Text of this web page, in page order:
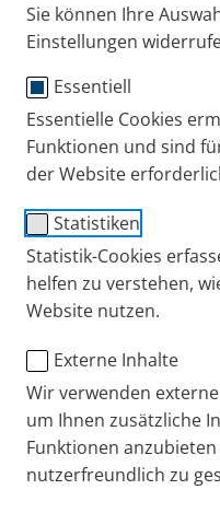
Sie können Ihre
Einstellungen
Essentiell
Essentielle Cookies
Funktionen und sind
der Website
Statistiken
Statistik-Cookies
helfen zu verstehen,
Website nutzen.
Externe Inhalte
Wir verwenden
um Ihnen zusätzliche
Funktionen
nutzerfreundlich zu
Leon Singer ist